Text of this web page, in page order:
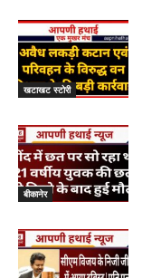
खटाखट स्टोरी
बीकानेर